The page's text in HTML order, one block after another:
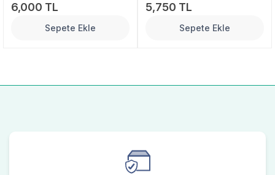
6,000 TL
Sepete Ekle
5,750 TL
Sepete Ekle